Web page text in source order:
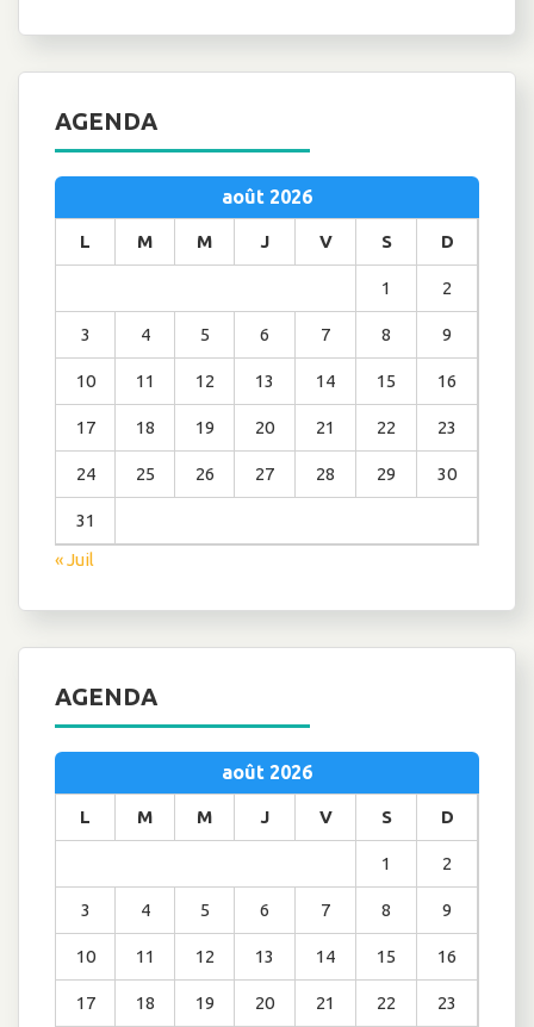
AGENDA
août 2026
L M M J V S D
1 2
3 4 5 6 7 8 9
10 11 12 13 14 15 16
17 18 19 20 21 22 23
24 25 26 27 28 29 30
31
« Juil
AGENDA
août 2026
L M M J V S D
1 2
3 4 5 6 7 8 9
10 11 12 13 14 15 16
17 18 19 20 21 22 23